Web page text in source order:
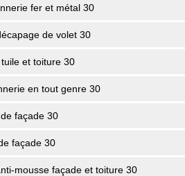
fer et métal 30
de volet 30
et toiture 30
en tout genre 30
façade 30
façade 30
mousse façade et toiture 30